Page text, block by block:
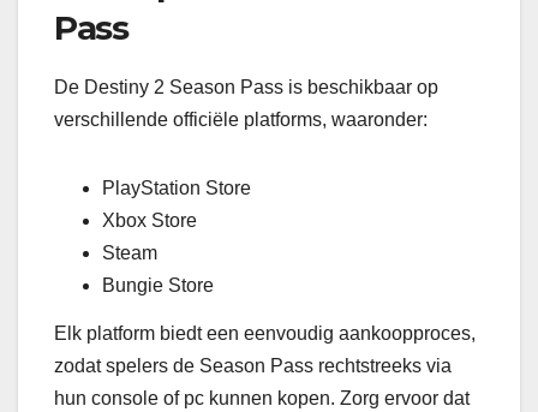
Pass
De Destiny 2 Season Pass is beschikbaar op
verschillende officiële platforms, waaronder:
PlayStation Store
Xbox Store
Steam
Bungie Store
Elk platform biedt een eenvoudig aankoopproces,
zodat spelers de Season Pass rechtstreeks via
hun console of pc kunnen kopen. Zorg ervoor dat